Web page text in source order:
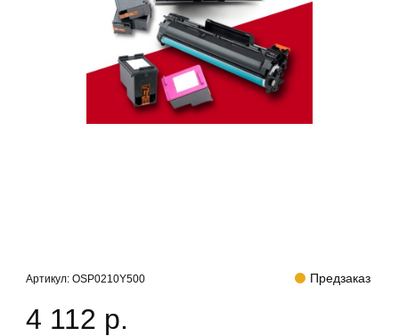
Артикул:OSP0210Y500 Предзаказ
4 112 р.